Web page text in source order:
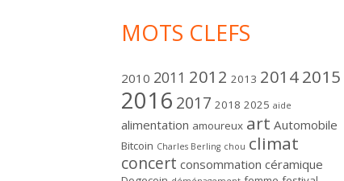
MOTS CLEFS
2010 2011 2012 2013 20142015
2016 2017 2018 2025 aide
alimentation amoureux art Automobile
Bitcoin Charles Berling chou climat
concert consommation céramique